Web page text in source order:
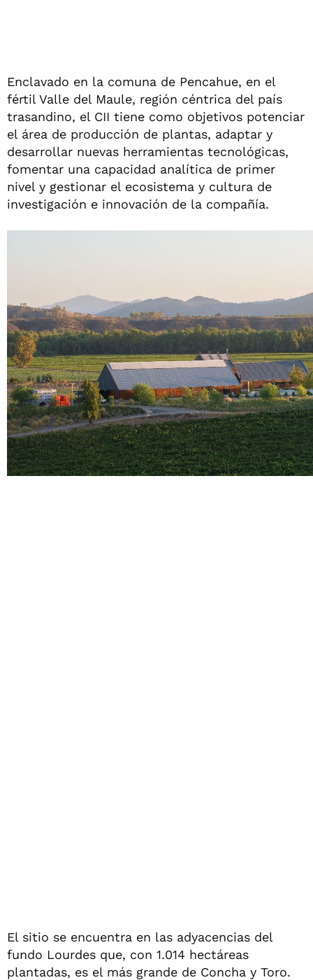
Enclavado en la comuna de Pencahue, en el
fértil Valle del Maule, región céntrica del país
trasandino, el CII tiene como objetivos potenciar
el área de producción de plantas, adaptar y
desarrollar nuevas herramientas tecnológicas,
fomentar una capacidad analítica de primer
nivel y gestionar el ecosistema y cultura de
investigación e innovación de la compañía.
El sitio se encuentra en las adyacencias del
fundo Lourdes que, con 1.014 hectáreas
plantadas, es el más grande de Concha y Toro.